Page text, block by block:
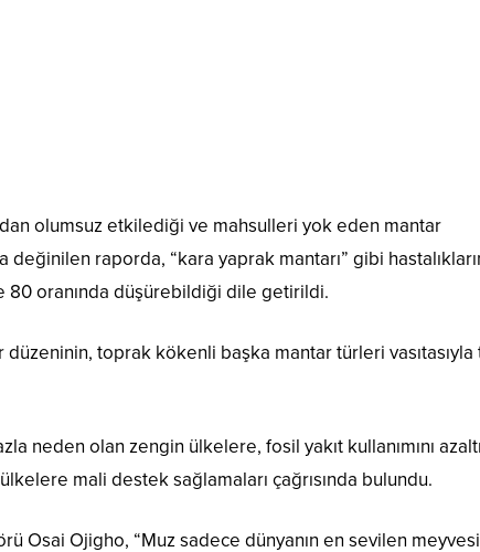
olumsuz etkilediği ve mahsulleri yok eden mantar
değinilen raporda, “kara yaprak mantarı” gibi
oranında düşürebildiği dile getirildi.
toprak kökenli başka mantar türleri vasıtasıyla
neden olan zengin ülkelere, fosil yakıt kullanımını
mali destek sağlamaları çağrısında bulundu.
Osai Ojigho, “Muz sadece dünyanın en sevilen